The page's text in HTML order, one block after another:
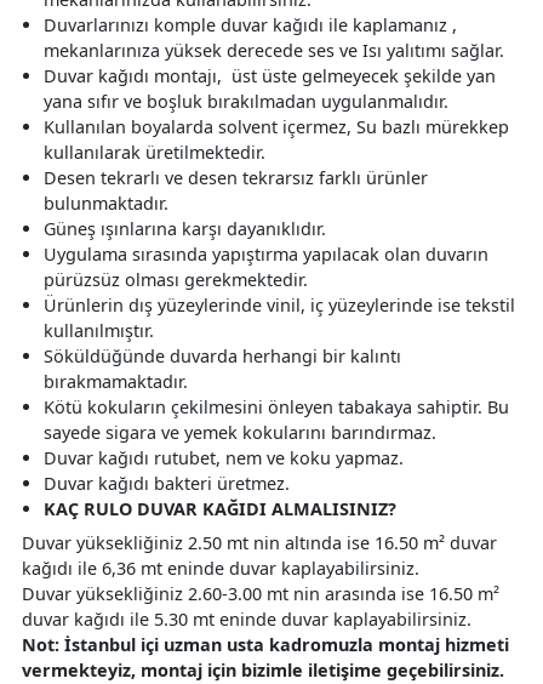
Duvarlarınızı komple duvar kağıdı ile kaplamanız ,
mekanlarınıza yüksek derecede ses ve Isı yalıtımı sağlar.
Duvar kağıdı montajı, üst üste gelmeyecek şekilde yan
yana sıfır ve boşluk bırakılmadan uygulanmalıdır.
Kullanılan boyalarda solvent içermez, Su bazlı mürekkep
kullanılarak üretilmektedir.
Desen tekrarlı ve desen tekrarsız farklı ürünler
bulunmaktadır.
Güneş ışınlarına karşı dayanıklıdır.
Uygulama sırasında yapıştırma yapılacak olan duvarın
pürüzsüz olması gerekmektedir.
Ürünlerin dış yüzeylerinde vinil, iç yüzeylerinde ise tekstil
kullanılmıştır.
Söküldüğünde duvarda herhangi bir kalıntı
bırakmamaktadır.
Kötü kokuların çekilmesini önleyen tabakaya sahiptir. Bu
sayede sigara ve yemek kokularını barındırmaz.
Duvar kağıdı rutubet, nem ve koku yapmaz.
Duvar kağıdı bakteri üretmez.
KAÇ RULO DUVAR KAĞIDI ALMALISINIZ?
Duvar yüksekliğiniz 2.50 mt nin altında ise 16.50 m² duvar
kağıdı ile 6,36 mt eninde duvar kaplayabilirsiniz.
Duvar yüksekliğiniz 2.60-3.00 mt nin arasında ise 16.50 m²
duvar kağıdı ile 5.30 mt eninde duvar kaplayabilirsiniz.
Not: İstanbul içi uzman usta kadromuzla montaj hizmeti
vermekteyiz, montaj için bizimle iletişime geçebilirsiniz.